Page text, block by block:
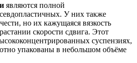
являются полной
У них также
но их кажущаяся вязкость
скорости сдвига. Этот
суспензиях,
упакованы в небольшом объёме